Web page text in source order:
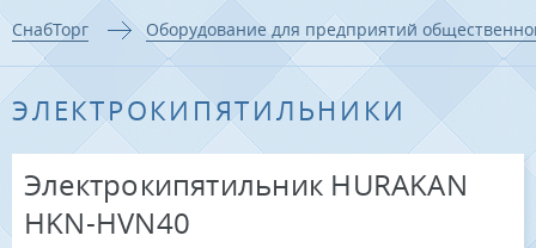
СнабТорг Оборудование для предприятий
ЭЛЕКТРОКИПЯТИЛЬНИКИ
Электрокипятильник HURAKAN
HKN-HVN40